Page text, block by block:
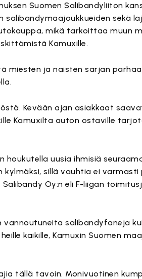
Suomen Salibandyliiton
sekä
mikä tarkoittaa muun
Kamuxille.
miesten ja naisten sarjan
Kevään ajan asiakkaat
Kamuxilta auton ostaville
uusia ihmisiä
sillä vauhtia ei varmasti
Oy:n eli F-liigan
salibandyfaneja
kaikille, Kamuxin Suomen
tällä tavoin. Monivuotinen